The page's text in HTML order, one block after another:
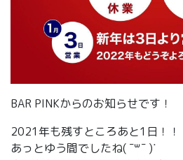
BAR PINKからのお知らせです！
2021年も残すところあと1日！！
あっとゆう間でしたね( ¯꒳​¯ )ᐝ